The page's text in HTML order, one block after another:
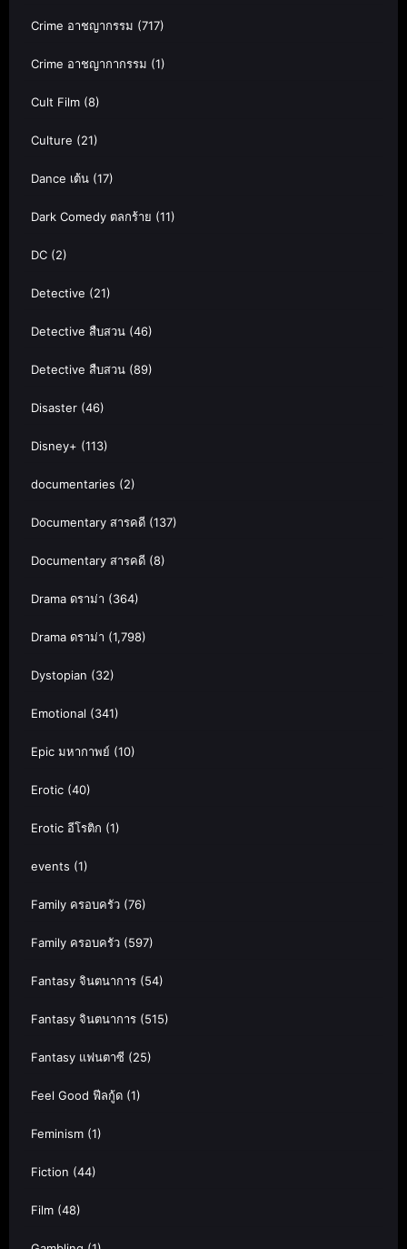
Crime อาชญากรรม (717)
Crime อาชญากากรรม (1)
Cult Film (8)
Culture (21)
Dance เต้น (17)
Dark Comedy ตลกร้าย (11)
DC (2)
Detective (21)
Detective สืบสวน (46)
Detective สืบสวน (89)
Disaster (46)
Disney+ (113)
documentaries (2)
Documentary สารคดี (137)
Documentary สารคดี (8)
Drama ดราม่า (364)
Drama ดราม่า (1,798)
Dystopian (32)
Emotional (341)
Epic มหากาพย์ (10)
Erotic (40)
Erotic อีโรติก (1)
events (1)
Family ครอบครัว (76)
Family ครอบครัว (597)
Fantasy จินตนาการ (54)
Fantasy จินตนาการ (515)
Fantasy แฟนตาซี (25)
Feel Good ฟีลกู้ด (1)
Feminism (1)
Fiction (44)
Film (48)